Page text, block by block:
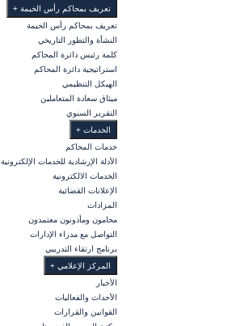
تعريف بمحاكم رأس الخيمة +
تعريف بمحاكم رأس الخيمة
النشأة والتطور التاريخي
كلمة رئيس دائرة المحاكم
استراتيجية دائرة المحاكم
الهيكل التنظيمي
ميثاق سعادة المتعاملين
التقرير السنوي
الخدمات +
خدمات المحاكم
الأدلة الإرشادية للخدمات الإلكترونية
الخدمات الالكترونية
الإعلانات القضائية
المزادات
محامون ومأذونون معتمدون
التواصل مع مدراء الإدارات
برنامج ارتقاء التدريبي
المركز الإعلامي +
الأخبار
الأحداث والفعاليات
القوانين والقرارات